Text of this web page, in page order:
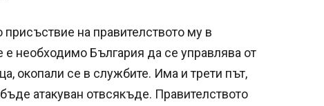
на правителството му в
е необходимо България да се управлява от
окопали се в службите. Има и трети път,
атакуван отвсякъде. Правителството